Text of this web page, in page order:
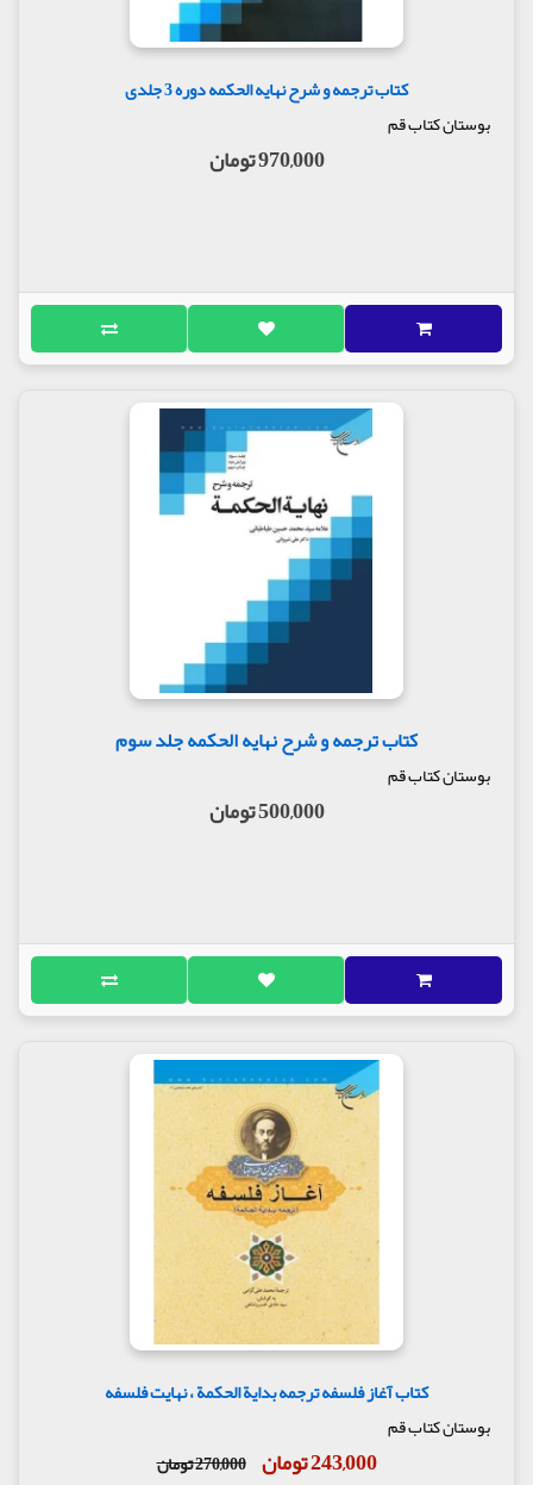
کتاب ترجمه و شرح نهایه الحکمه دوره 3 جلدی
بوستان کتاب قم
970,000 تومان
کتاب ترجمه و شرح نهایه الحکمه جلد سوم
بوستان کتاب قم
500,000 تومان
کتاب آغاز فلسفه ترجمه بدایة الحکمة ، نهایت فلسفه
بوستان کتاب قم
243,000 تومان 270,000 تومان